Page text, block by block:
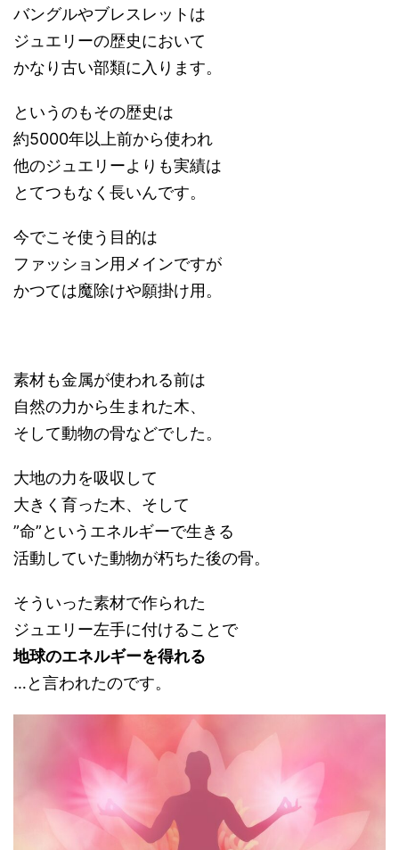
バングルやブレスレットは
ジュエリーの歴史において
かなり古い部類に入ります。
というのもその歴史は
約5000年以上前から使われ
他のジュエリーよりも実績は
とてつもなく長いんです。
今でこそ使う目的は
ファッション用メインですが
かつては魔除けや願掛け用。
素材も金属が使われる前は
自然の力から生まれた木、
そして動物の骨などでした。
大地の力を吸収して
大きく育った木、そして
”命”というエネルギーで生きる
活動していた動物が朽ちた後の骨。
そういった素材で作られた
ジュエリー左手に付けることで
地球のエネルギーを得れる
…と言われたのです。